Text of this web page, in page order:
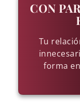
CON
Tu
forma